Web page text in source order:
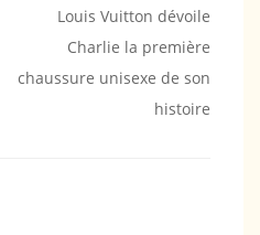
Louis Vuitton dévoile
Charlie la première
chaussure unisexe de son
histoire